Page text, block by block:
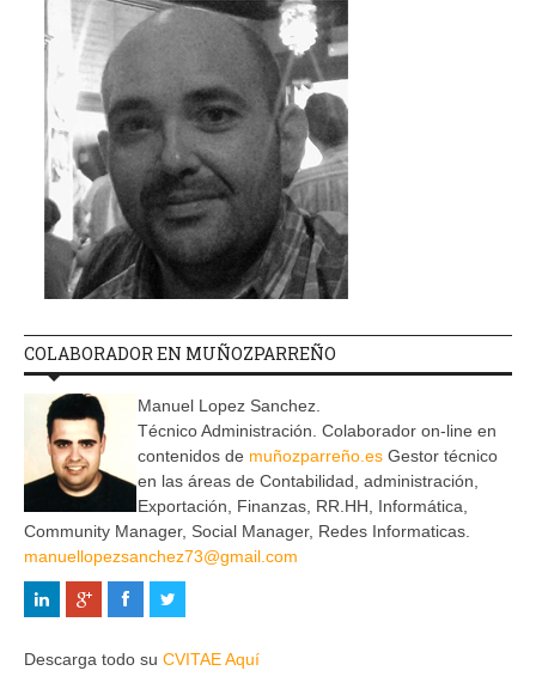
COLABORADOR EN MUÑOZPARREÑO
Manuel Lopez Sanchez.
Técnico Administración. Colaborador on-line en
contenidos de muñozparreño.es Gestor técnico
en las áreas de Contabilidad, administración,
Exportación, Finanzas, RR.HH, Informática,
Community Manager, Social Manager, Redes Informaticas.
manuellopezsanchez73@gmail.com
Descarga todo su CVITAE Aquí